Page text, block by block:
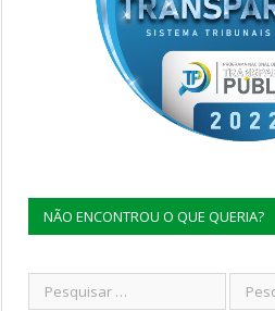
NÃO ENCONTROU O QUE QUERIA?